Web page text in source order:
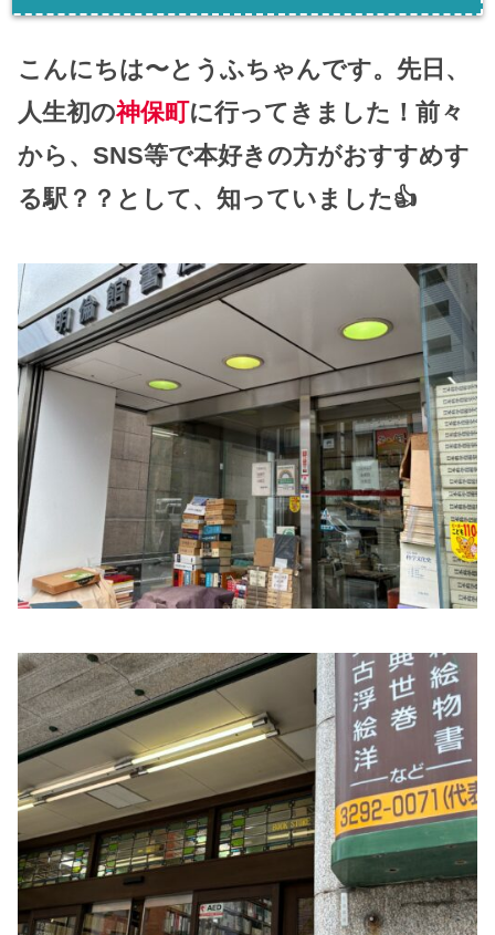
こんにちは〜とうふちゃんです。先日、
人生初の神保町に行ってきました！前々
から、SNS等で本好きの方がおすすめす
る駅？？として、知っていました👍